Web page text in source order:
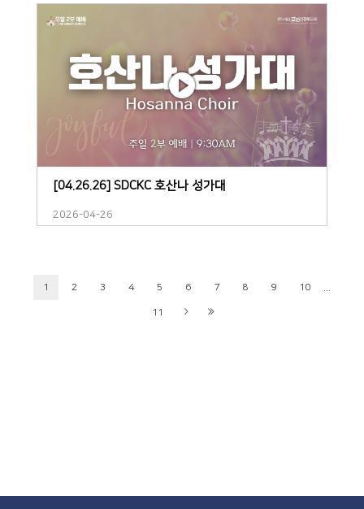
[04.26.26] SDCKC 호산나 성가대
2026-04-26
1 2 3 4 5 6 7 8 9 10
11